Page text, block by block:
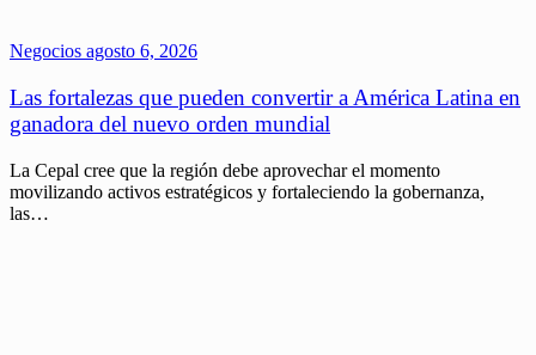
Negocios agosto 6, 2026
Las fortalezas que pueden convertir a América Latina en
ganadora del nuevo orden mundial
La Cepal cree que la región debe aprovechar el momento
movilizando activos estratégicos y fortaleciendo la gobernanza,
las…